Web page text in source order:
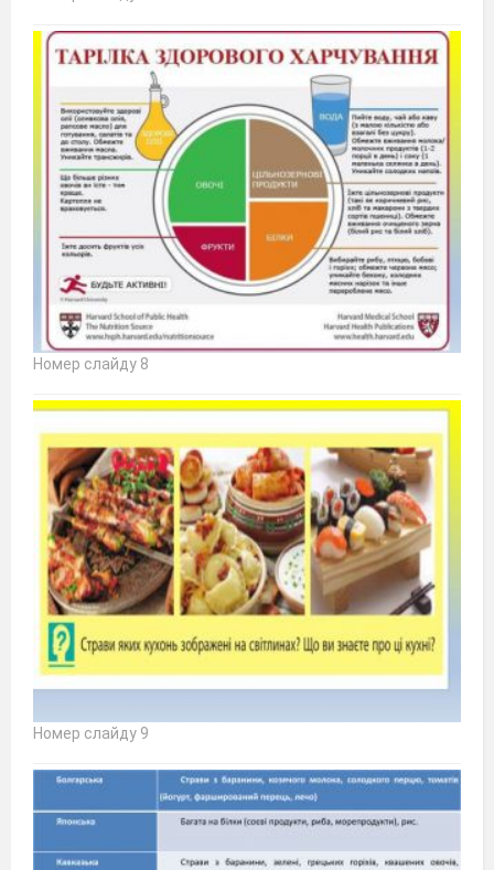
Номер слайду 8
Номер слайду 9